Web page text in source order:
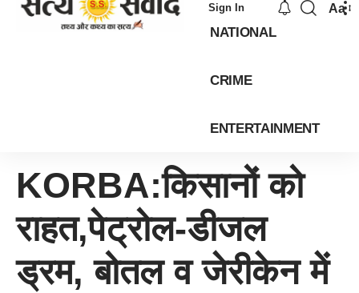
NATIONAL
CRIME
ENTERTAINMENT
Sign In Aa
KORBA:किसानों को
राहत,पेट्रोल-डीजल
ड्रम, बोतल व जेरीकेन में